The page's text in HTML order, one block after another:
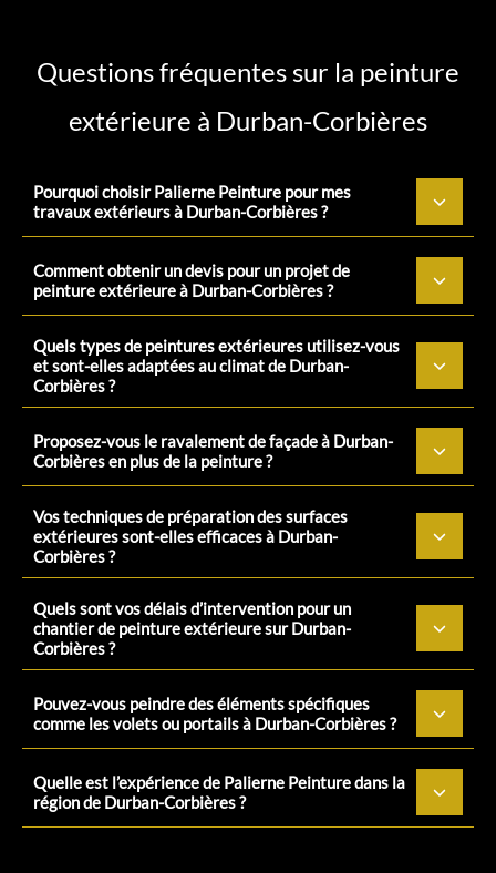
Questions fréquentes sur la peinture
extérieure à Durban-Corbières
Pourquoi choisir Palierne Peinture pour mes
travaux extérieurs à Durban-Corbières ?
Comment obtenir un devis pour un projet de
peinture extérieure à Durban-Corbières ?
Quels types de peintures extérieures utilisez-vous
et sont-elles adaptées au climat de Durban-
Corbières ?
Proposez-vous le ravalement de façade à Durban-
Corbières en plus de la peinture ?
Vos techniques de préparation des surfaces
extérieures sont-elles efficaces à Durban-
Corbières ?
Quels sont vos délais d’intervention pour un
chantier de peinture extérieure sur Durban-
Corbières ?
Pouvez-vous peindre des éléments spécifiques
comme les volets ou portails à Durban-Corbières ?
Quelle est l’expérience de Palierne Peinture dans la
région de Durban-Corbières ?